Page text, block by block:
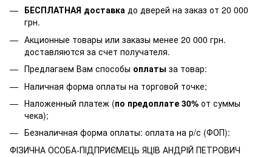
БЕСПЛАТНАЯ доставка до дверей на заказ от 20 000
грн.
Акционные товары или заказы менее 20 000 грн.
доставляются за счет получателя.
Предлагаем Вам способы оплаты за товар:
Наличная форма оплаты на торговой точке;
Наложенный платеж (по предоплате 30% от суммы
чека);
Безналичная форма оплаты: оплата на р/с (ФОП):
ФІЗИЧНА ОСОБА-ПІДПРИЄМЕЦЬ ЯЦІВ АНДРІЙ ПЕТРОВИЧ